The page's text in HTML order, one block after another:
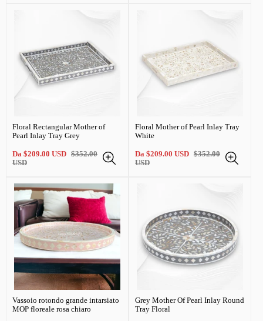
Floral Rectangular Mother of
Pearl Inlay Tray Grey
Prezzo
di
Da $209.00 USD Prezzo
$352.00
USD
Floral Mother of Pearl Inlay Tray
White
Prezzo
di
Da $209.00 USD Prezzo
$352.00
USD
Vassoio rotondo grande intarsiato
MOP floreale rosa chiaro
Grey Mother Of Pearl Inlay Round
Tray Floral